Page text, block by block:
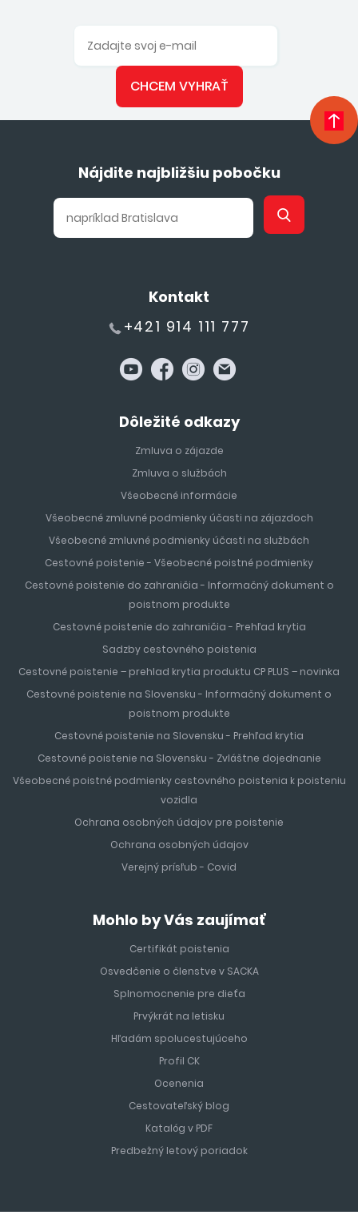
CHCEM VYHRAŤ
Nájdite najbližšiu pobočku
Kontakt
+421 914 111 777
Dôležité odkazy
Zmluva o zájazde
Zmluva o službách
Všeobecné informácie
Všeobecné zmluvné podmienky účasti na zájazdoch
Všeobecné zmluvné podmienky účasti na službách
Cestovné poistenie - Všeobecné poistné podmienky
Cestovné poistenie do zahraničia - Informačný dokument o
poistnom produkte
Cestovné poistenie do zahraničia - Prehľad krytia
Sadzby cestovného poistenia
Cestovné poistenie – prehlad krytia produktu CP PLUS – novinka
Cestovné poistenie na Slovensku - Informačný dokument o
poistnom produkte
Cestovné poistenie na Slovensku - Prehľad krytia
Cestovné poistenie na Slovensku - Zvláštne dojednanie
Všeobecné poistné podmienky cestovného poistenia k poisteniu
vozidla
Ochrana osobných údajov pre poistenie
Ochrana osobných údajov
Verejný prísľub - Covid
Mohlo by Vás zaujímať
Certifikát poistenia
Osvedčenie o členstve v SACKA
Splnomocnenie pre dieťa
Prvýkrát na letisku
Hľadám spolucestujúceho
Profil CK
Ocenenia
Cestovateľský blog
Katalóg v PDF
Predbežný letový poriadok